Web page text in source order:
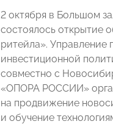
2 октября в Большом
состоялось открытие
ритейла». Управление
инвестиционной
совместно с
«ОПОРА РОССИИ»
на продвижение
и обучение